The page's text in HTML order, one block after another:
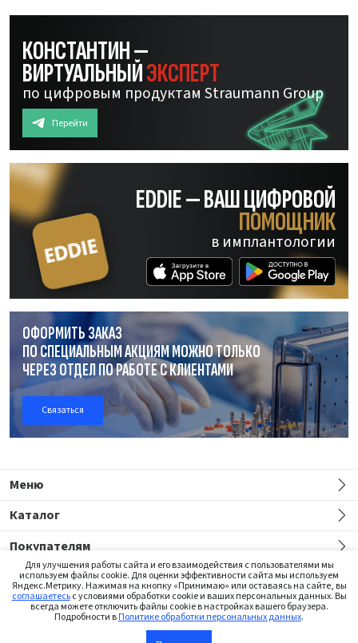
КОНСТАНТИН —
ВИРТУАЛЬНЫЙЭКСПЕРТ
по цифровым продуктам Straumann Group
Перейти
EDDIE — ВАШ ЦИФРОВОЙ
ПОМОЩНИК
в имплантологии
ОФОРМИТЬ ЗАКАЗ
ПО СПЕЦИАЛЬНЫМ АКЦИЯМ МОЖНО ТОЛЬКО
ЧЕРЕЗ ОТДЕЛПО РАБОТЕС КЛИЕНТАМИ
Связаться
Меню
Каталог
Покупателям
Сайт предназначен только для медицинских работников
Для улучшения работы сайта и его взаимодействия с пользователями мы
используем файлы cookie. Для оценки эффективности сайта мы используем
Яндекс.Метрику. Нажимая на кнопку «Принимаю» или оставаясь на сайте, вы
соглашаетесьс условиями обработки cookie и ваших персональных данных. Вы
всегда можете отключить файлы cookie в настройках вашего браузера.
Подробности вПолитике обработки персональных данных.